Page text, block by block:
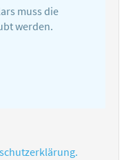
muss die
werden.